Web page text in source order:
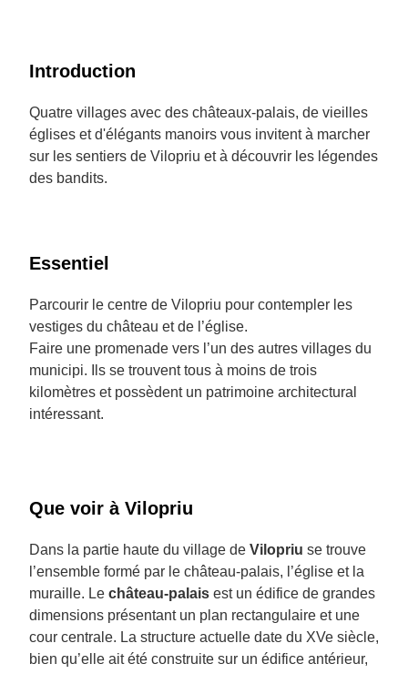
Introduction
Quatre villages avec des châteaux-palais, de vieilles
églises et d'élégants manoirs vous invitent à marcher
sur les sentiers de Vilopriu et à découvrir les légendes
des bandits.
Essentiel
Parcourir le centre de Vilopriu pour contempler les
vestiges du château et de l’église.
Faire une promenade vers l’un des autres villages du
municipi. Ils se trouvent tous à moins de trois
kilomètres et possèdent un patrimoine architectural
intéressant.
Que voir à Vilopriu
Dans la partie haute du village de Vilopriu se trouve
l’ensemble formé par le château-palais, l’église et la
muraille. Le château-palais est un édifice de grandes
dimensions présentant un plan rectangulaire et une
cour centrale. La structure actuelle date du XVe siècle,
bien qu’elle ait été construite sur un édifice antérieur,